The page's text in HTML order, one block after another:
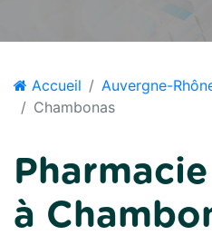
Accueil Auvergne-
Chambonas
à